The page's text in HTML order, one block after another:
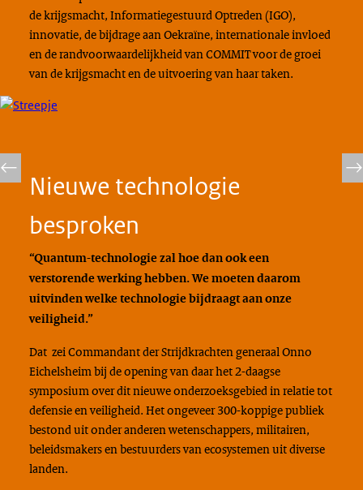
de krijgsmacht, Informatiegestuurd Optreden (IGO),
innovatie, de bijdrage aan Oekraïne, internationale invloed
en de randvoorwaardelijkheid van COMMIT voor de groei
van de krijgsmacht en de uitvoering van haar taken.
Nieuwe technologie
besproken
“Quantum-technologie zal hoe dan ook een
verstorende werking hebben. We moeten daarom
uitvinden welke technologie bijdraagt aan onze
veiligheid.”
Dat zei Commandant der Strijdkrachten generaal Onno
Eichelsheim bij de opening van daar het 2-daagse
symposium over dit nieuwe onderzoeksgebied in relatie tot
defensie en veiligheid. Het ongeveer 300-koppige publiek
bestond uit onder anderen wetenschappers, militairen,
beleidsmakers en bestuurders van ecosystemen uit diverse
landen.